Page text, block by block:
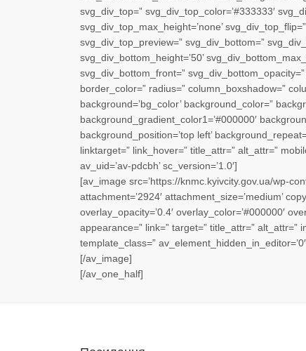
svg_div_top=” svg_div_top_color=’#333333′
svg_div_top_max_height=’none’
svg_div_top_preview=” svg_div_bottom=”
svg_div_bottom_height=’50’
svg_div_bottom_front=”
border_color=” radius=” column_boxshadow=”
background=’bg_color’ background_color=”
background_gradient_color1=’#000000′
background_position=’top left’
linktarget=” link_hover=” title_attr=” alt_attr=”
av_uid=’av-pdcbh’ sc_version=’1.0′]
[av_image src=’https://knmc.kyivcity.gov.ua/wp-
attachment=’2924′ attachment_size=’medium’
overlay_opacity=’0.4′ overlay_color=’#000000′
appearance=” link=” target=” title_attr=” alt_attr=”
template_class=”
[/av_image]
[/av_one_half]